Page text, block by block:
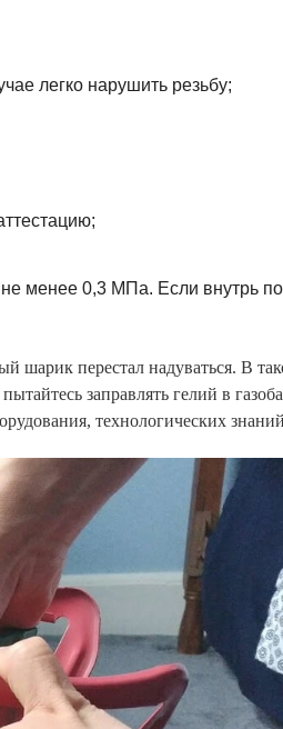
легко нарушить резьбу;
не менее 0,3 МПа. Если внутрь
шарик перестал надуваться. В
заправлять гелий в
технологических